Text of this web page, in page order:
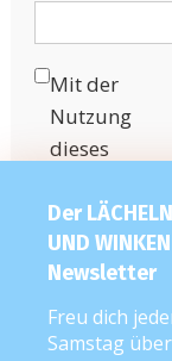
Der LÄCHELN
UND WINKEN
Newsletter
Freu dich
Samstag
Mit der
Nutzung
dieses
erklärst du
dich mit der
und
Verarbeitung